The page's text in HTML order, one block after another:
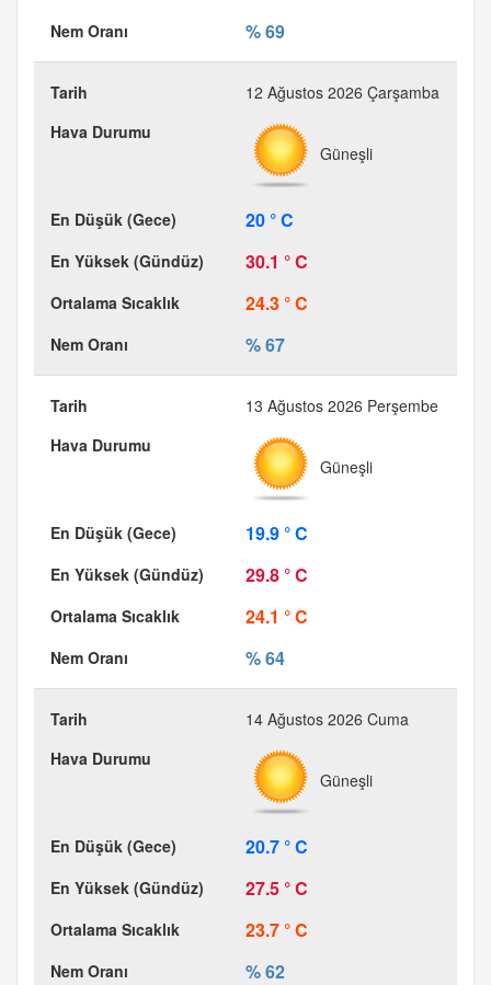
% 69
12 Ağustos 2026 Çarşamba
Güneşli
20 ° C
30.1 ° C
24.3 ° C
% 67
13 Ağustos 2026 Perşembe
Güneşli
19.9 ° C
29.8 ° C
24.1 ° C
% 64
14 Ağustos 2026 Cuma
Güneşli
20.7 ° C
27.5 ° C
23.7 ° C
% 62